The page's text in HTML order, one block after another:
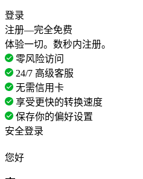
登录
注册—完全免费
体验一切。数秒内注册。
零风险访问
24/7 高级客服
无需信用卡
享受更快的转换速度
保存你的偏好设置
安全登录
您好